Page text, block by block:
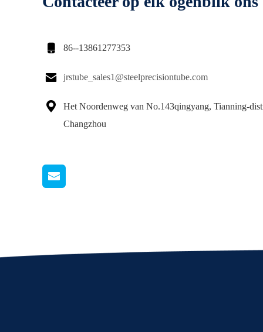
 86--13861277353
 jrstube_sales1@steelprecisiontube.com

Het Noordenweg van No.143qingyang, Tianning-
Changzhou